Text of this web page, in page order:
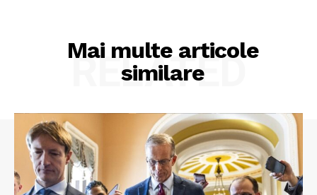
Mai multe articole
similare
RELATED